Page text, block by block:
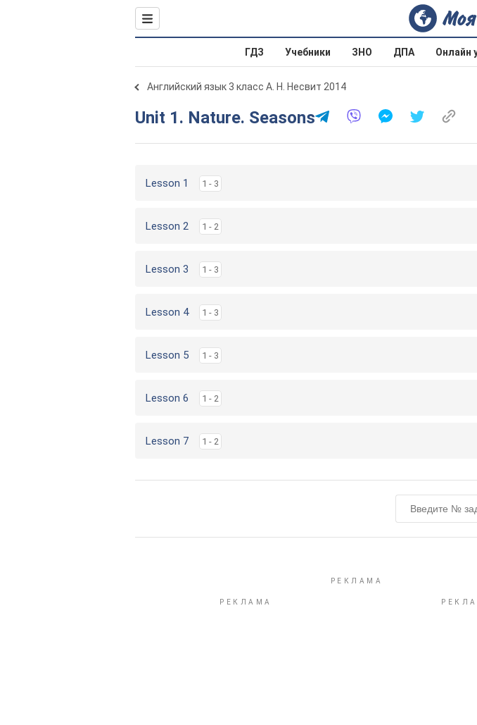
ГДЗ Учебники ЗНО ДПА Онлайн
Английский язык 3 класс А. Н. Несвит 2014
Unit 1. Nature. Seasons
Lesson 1 1 - 3
Lesson 2 1 - 2
Lesson 3 1 - 3
Lesson 4 1 - 3
Lesson 5 1 - 3
Lesson 6 1 - 2
Lesson 7 1 - 2